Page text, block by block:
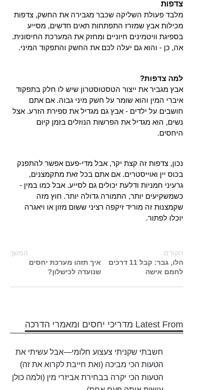
צדפות
אה, כן - והוא גם יעלה לכם את החשק והתפקוד המיני.
למה צדפות?
היחסים.
יוכלו לפתור.
הקודם
הלו, גבר: קבל 11 דרכים
לחמם אישה
המשך
איך תזהו מערכת יחסים
שנועדה לכישלון?
Latest From מדריכי יחסים ומאמרי הדרכה
חשבתי שקניתי צעצוע חלומי—אבל עשיתי את
הטעות הכי מביכה (ואת חייבת לקרוא את זה)
הטעות הכי יקרה בבחירת אביזרי מין (ולמה כולן